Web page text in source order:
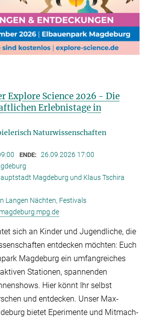
Explore Science 2026 - Die
Erlebnistage in
Naturwissenschaften
ENDE: 26.09.2026 17:00
Magdeburg und Klaus Tschira
Langen Nächten, Festivals
sich an Kinder und Jugendliche, die
entdecken möchten: Euch
Magdeburg ein umfangreiches
Stationen, spannenden
Hier könnt Ihr selbst
und entdecken. Unser Max-
bietet Eperimente und Mitmach-